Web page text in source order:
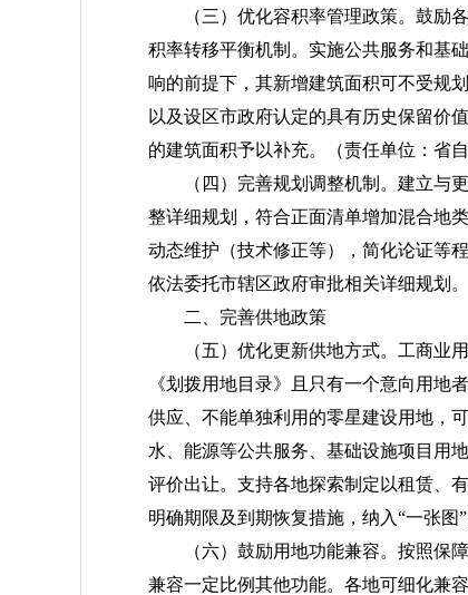
（三）优化容积率管理政策。 鼓励
积率转移平衡机制。实施公共服务和基
响的前提下，其新增建筑面积可不受规
以及设区市政府认定的具有历史保留价
的建筑面积予以补充。
（责任单位：省
（四）完善规划调整机制。 建立与
整详细规划，符合正面清单增加混合地
动态维护（技术修正等），简化论证等
依法委托市辖区政府审批相关详细规划。
二、完善供地政策
（五）优化更新供地方式。 工商业
《划拨用地目录》且只有一个意向用地
供应、不能单独利用的零星建设用地，
水、能源等公共服务、基础设施项目用
评价出让。支持各地探索制定以租赁、
明确期限及到期恢复措施，纳入“一张图”
（六）鼓励用地功能兼容。 按照保
兼容一定比例其他功能。各地可细化兼